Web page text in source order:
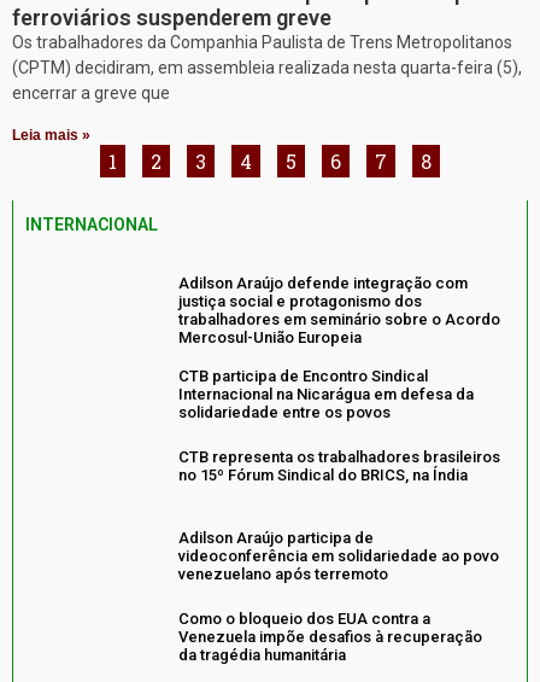
ferroviários suspenderem greve
Os trabalhadores da Companhia Paulista de Trens Metropolitanos
(CPTM) decidiram, em assembleia realizada nesta quarta-feira (5),
encerrar a greve que
Leia mais »
1 2 3 4 5 6 7 8
INTERNACIONAL
Adilson Araújo defende integração com
justiça social e protagonismo dos
trabalhadores em seminário sobre o Acordo
Mercosul-União Europeia
CTB participa de Encontro Sindical
Internacional na Nicarágua em defesa da
solidariedade entre os povos
CTB representa os trabalhadores brasileiros
no 15º Fórum Sindical do BRICS, na Índia
Adilson Araújo participa de
videoconferência em solidariedade ao povo
venezuelano após terremoto
Como o bloqueio dos EUA contra a
Venezuela impõe desafios à recuperação
da tragédia humanitária